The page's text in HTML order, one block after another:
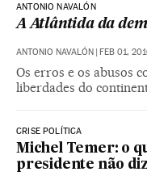
ANTONIO NAVALÓN
A Atlântida da
ANTONIO NAVALÓN | FEB 01,
Os erros e os abusos
liberdades do
CRISE POLÍTICA
Michel Temer: o
presidente não diz